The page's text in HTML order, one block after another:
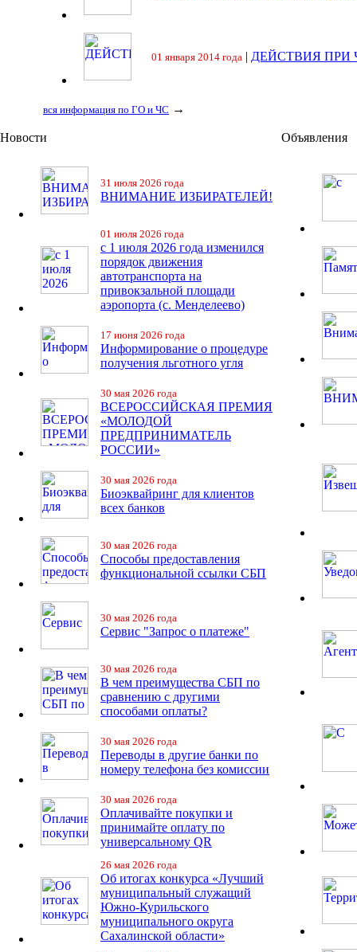
01 января 2014 года | ДЕЙСТВИЯ ПРИ
вся информация по ГО и ЧС →
Новости
31 июля 2026 года
ВНИМАНИЕ ИЗБИРАТЕЛЕЙ!
01 июля 2026 года
с 1 июля 2026 года изменился
порядок движения
автотранспорта на
привокзальной площади
аэропорта (с. Менделеево)
17 июня 2026 года
Информирование о процедуре
получения льготного угля
30 мая 2026 года
ВСЕРОССИЙСКАЯ ПРЕМИЯ
«МОЛОДОЙ
ПРЕДПРИНИМАТЕЛЬ
РОССИИ»
30 мая 2026 года
Биоэквайринг для клиентов
всех банков
30 мая 2026 года
Способы предоставления
функциональной ссылки СБП
30 мая 2026 года
Сервис "Запрос о платеже"
30 мая 2026 года
В чем преимущества СБП по
сравнению с другими
способами оплаты?
30 мая 2026 года
Переводы в другие банки по
номеру телефона без комиссии
30 мая 2026 года
Оплачивайте покупки и
принимайте оплату по
универсальному QR
26 мая 2026 года
Об итогах конкурса «Лучший
муниципальный служащий
Южно-Курильского
муниципального округа
Сахалинской области»
Объявления